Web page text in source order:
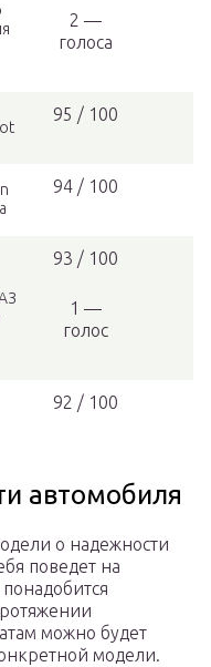
2 —
голоса
95 / 100
94 / 100
93 / 100
1 —
голос
92 / 100
автомобиля
о надежности
поведет на
можно будет
модели.